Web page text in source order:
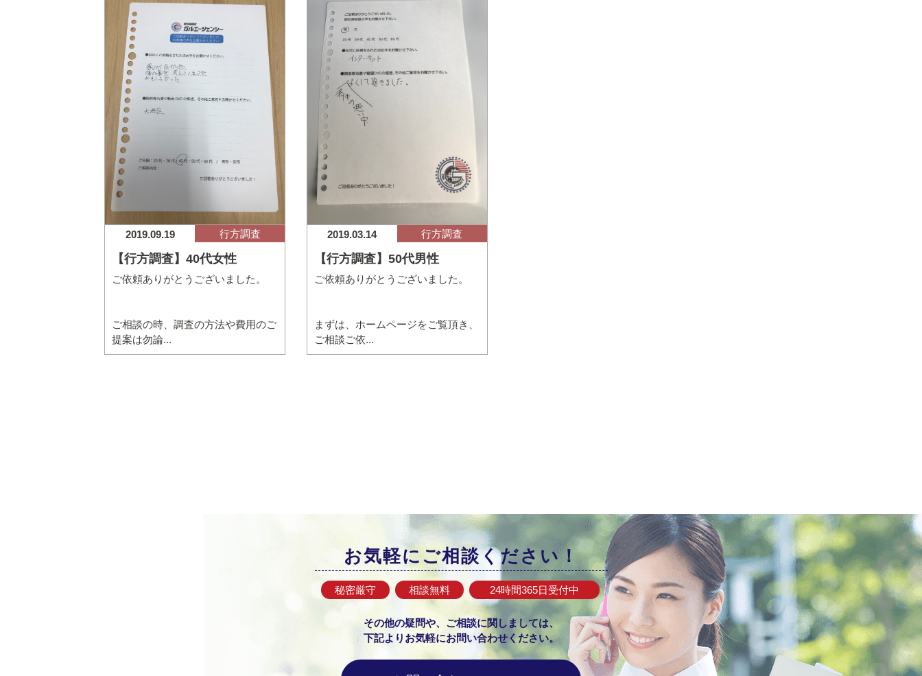
2019.09.19 行方調査
【行方調査】40代女性
ご依頼ありがとうございました。
ご相談の時、調査の方法や費用のご
提案は勿論...
2019.03.14 行方調査
【行方調査】50代男性
ご依頼ありがとうございました。
まずは、ホームページをご覧頂き、
ご相談ご依...
お気軽にご相談ください！
秘密厳守 相談無料 24時間365日受付中
その他の疑問や、ご相談に関しましては、
下記よりお気軽にお問い合わせください。